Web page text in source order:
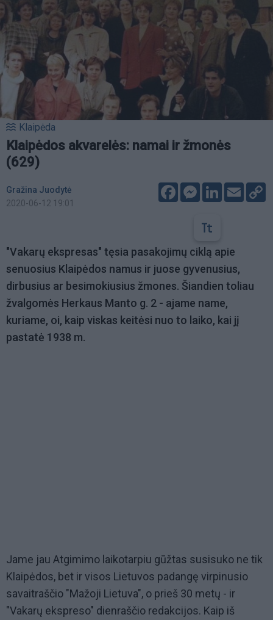
Klaipėda
Klaipėdos akvarelės: namai ir žmonės
(629)
Gražina Juodytė
2020-06-12 19:01
FacebookMessenger
LinkedIn
Email
"Vakarų ekspresas" tęsia pasakojimų ciklą apie
senuosius Klaipėdos namus ir juose gyvenusius,
dirbusius ar besimokiusius žmones. Šiandien toliau
žvalgomės Herkaus Manto g. 2 - ajame name,
kuriame, oi, kaip viskas keitėsi nuo to laiko, kai jį
pastatė 1938 m.
Jame jau Atgimimo laikotarpiu gūžtas susisuko ne tik
Klaipėdos, bet ir visos Lietuvos padangę virpinusio
savaitraščio "Mažoji Lietuva", o prieš 30 metų - ir
"Vakarų ekspreso" dienraščio redakcijos. Kaip iš